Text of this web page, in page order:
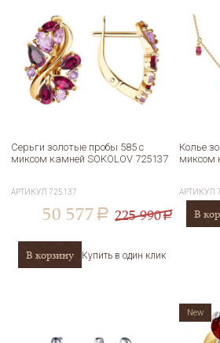
Серьги золотые пробы 585 с
миксом камней SOKOLOV 725137
АРТИКУЛ725137
50 577 a 225 990a
В корзину Купить в один клик
Колье
миксом
АРТИКУЛ
В
New